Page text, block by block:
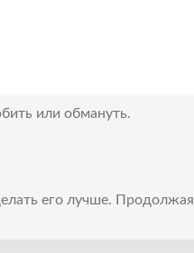
или обмануть.
его лучше. Продолжая